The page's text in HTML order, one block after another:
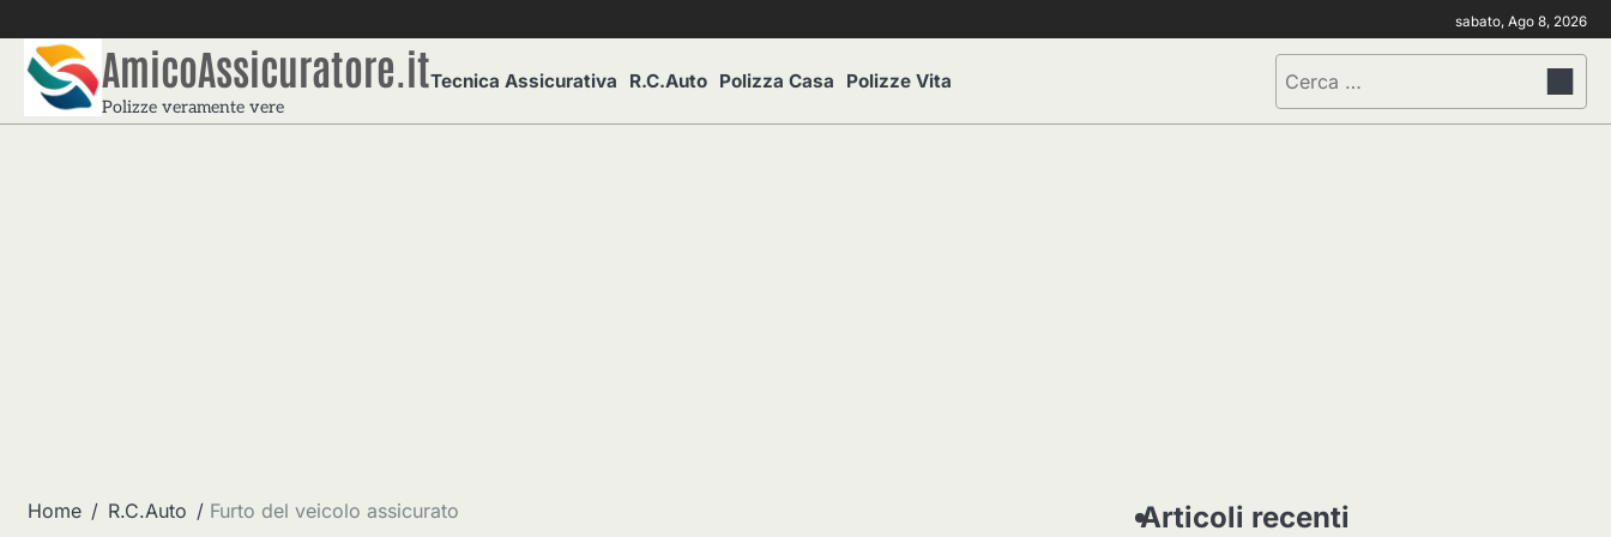
to
content
sabato, Ago 8, 2026
AmicoAssicuratore.it
Polizze veramente vere
Tecnica Assicurativa R.C.Auto Polizza Casa Polizze Vita
Ricerca
per:
Home R.C.Auto Furto del veicolo assicurato Articoli recenti